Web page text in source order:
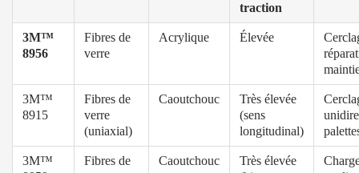
traction
3M™
8956
Fibres de
verre
Acrylique Élevée
3M™
8915
Fibres de
verre
(uniaxial)
Caoutchouc
Très élevée
(sens
longitudinal)
3M™
Fibres de
Caoutchouc
Très élevée